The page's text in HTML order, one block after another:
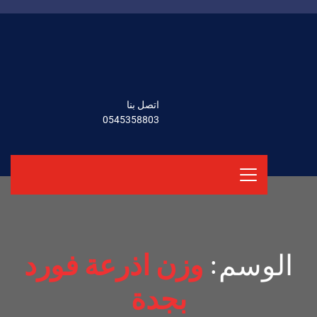
اتصل بنا
0545358803
الوسم: وزن اذرعة فورد
بجدة